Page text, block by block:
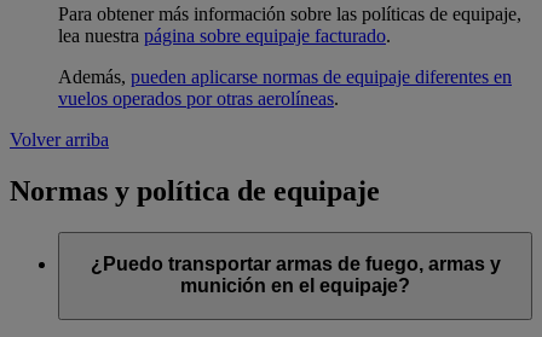
Para obtener más información sobre las políticas de equipaje,
lea nuestra página sobre equipaje facturado.
Además, pueden aplicarse normas de equipaje diferentes en
vuelos operados por otras aerolíneas.
Volver arriba
Normas y política de equipaje
¿Puedo transportar armas de fuego, armas y
munición en el equipaje?